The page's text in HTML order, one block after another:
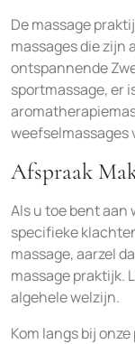
De massage
massages die zijn
ontspannende
sportmassage, er
weefselmassages
Afspraak
Als u toe bent aan
specifieke
massage, aarzel
massage praktijk.
algehele welzijn.
Kom langs bij